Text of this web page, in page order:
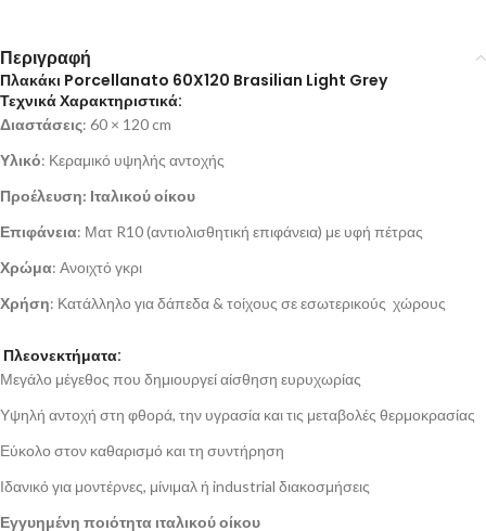
Περιγραφή
Πλακάκι Porcellanato 60X120 Brasilian Light Grey
Τεχνικά Χαρακτηριστικά:
Διαστάσεις: 60 × 120 cm
Υλικό: Κεραμικό υψηλής αντοχής
Προέλευση: Ιταλικού οίκου
Επιφάνεια: Ματ R10 (αντιολισθητική επιφάνεια) με υφή πέτρας
Χρώμα: Ανοιχτό γκρι
Χρήση: Κατάλληλο για δάπεδα & τοίχους σε εσωτερικούς χώρους
Πλεονεκτήματα:
Μεγάλο μέγεθος που δημιουργεί αίσθηση ευρυχωρίας
Υψηλή αντοχή στη φθορά, την υγρασία και τις μεταβολές θερμοκρασίας
Εύκολο στον καθαρισμό και τη συντήρηση
Ιδανικό για μοντέρνες, μίνιμαλ ή industrial διακοσμήσεις
Εγγυημένη ποιότητα ιταλικού οίκου